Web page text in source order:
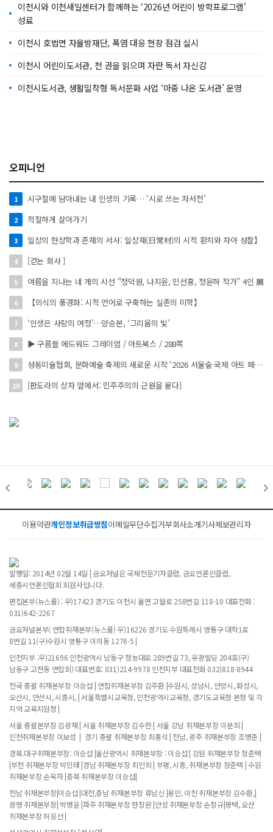
이천시와 이천새일센터가 함께하는 ‘2026년 어린이 방학프로그램’
성료
이천시 호법면 자율방재단, 폭염 대응 현장 점검 실시
이천시 어린이도서관, 천 권을 읽으며 자란 독서 자신감
이천시도서관, 생활밀착형 독서문화 사업 ‘마중 나온 도서관’ 운영
오피니언
1 시구절에 담아내는 내 인생의 기록… ‘시로 쓰는 자서전’
2 적절하게 살아가기
3 일상의 현상학과 존재의 서사: 일상재(日常材)의 시적 환치와 자아 성찰】
4 [걷는 회사 ]
5 여름을 지나는 네 개의 시선 "정덕원, 나지윤, 민선홍, 정윤하 작가" 4인 展
6 【의식의 풍경화: 시적 언어로 구축하는 실존의 미학】
7 ‘인생은 사랑의 여정’…양승본, ‘그리움의 빛’
8 ▶ 구름들 에드워드 그레이엄 / 아트북스 / 288쪽
9 성동미술협회, 문화예술 축제의 새로운 시작 ‘2026 서울숲 국제 아트 페스타’ 개최
10 [판도라의 상자 앞에서: 민주주의의 근원을 묻다]
이용약관개인정보취급방침이메일무단수집거부회사소개기사제보관리자
발행일: 2014년 02월 14일 | 금요저널은 국제전문기자클럽, 금요언론인클럽,
세종시언론인협회 회원사입니다.
편집본부(뉴스룸) : 우)17423 경기도 이천시 율면 고월로 258번길 118-10 대표전화 :
031)642-2267
금요저널본부( 연합취재본부(뉴스룸) 우)16226 경기도 수원특례시 영통구 대학1로
8번길 11(구)수원시 영통구 이의동 1276-5 |
인천지부 :우)21696 인천광역시 남동구 청능대로 289번길 73, 유광빌딩 204호(구)
남동구 고잔동 연합회) 대표번호: 031)214-9978 인천지부 대표전화 032)818-8944
전국 총괄 취재본부장 이승섭 | 연합취재본부장 김주환 |수원시, 성남시, 안양시, 화성시,
오산시, 안산시, 시흥시, | 서울특별시교육청, 인천광역시교육청, 경기도교육청 본청 및 각
지역 교육지원청 |
서울 총괄본부장 김광재 | 서울 취재본부장 김수한 | 서울 강남 취재본부장 이분희 |
인천취재본부장 이보성 | 경기 총괄 취재본부장 최홍석 | 전남, 광주 취재본부장 조병춘 |
경북.대구취재본부장: 이승섭 |울산광역시 취재본부장 : 이승섭 | 강원 취재본부장 정준택
|부천 취재본부장 박민태 |경남 취재본부장 최인희 | 부평, 시흥, 취재본부장 정준택 | 수원
취재본부장 손옥자 |충북 취재본부장 이승섭|
전남 취재본부장|이승섭 |대전,충남 취재본부장 류남신 |용인, 이천 취재본부장 김수환,|
광명 취재본부장| 박병윤 |파주 취재본부장 한장완 |안성 취재본부장 손창규|평택, 오산
취재본부장 허응선 |